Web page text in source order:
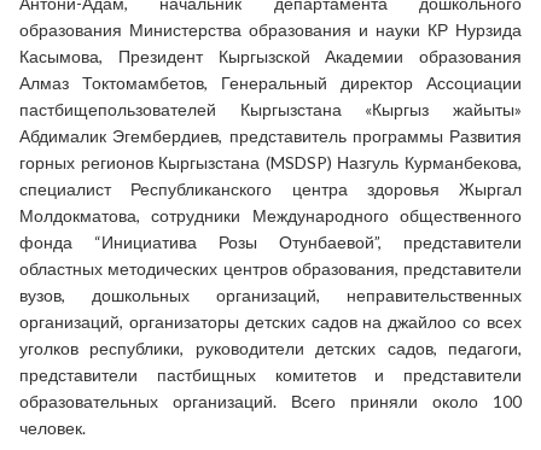
образования Министерства образования и науки КР Нурзида
Касымова, Президент Кыргызской Академии образования
Алмаз Токтомамбетов, Генеральный директор Ассоциации
пастбищепользователей Кыргызстана «Кыргыз жайыты»
Абдималик Эгембердиев, представитель программы Развития
горных регионов Кыргызстана (MSDSP) Назгуль Курманбекова,
специалист Республиканского центра здоровья Жыргал
Молдокматова, сотрудники Международного общественного
фонда “Инициатива Розы Отунбаевой”, представители
областных методических центров образования, представители
вузов, дошкольных организаций, неправительственных
организаций, организаторы детских садов на джайлоо со всех
уголков республики, руководители детских садов, педагоги,
представители пастбищных комитетов и представители
образовательных организаций. Всего приняли около 100
человек.